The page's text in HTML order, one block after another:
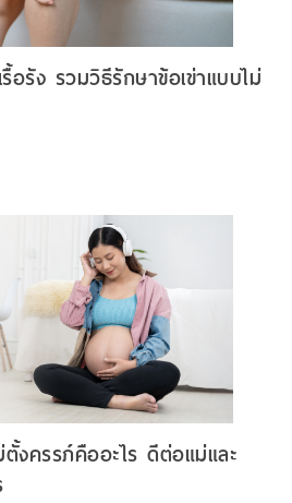
อรัง รวมวิธีรักษาข้อเข่าแบบไม่
ครรภ์คืออะไร ดีต่อแม่และ